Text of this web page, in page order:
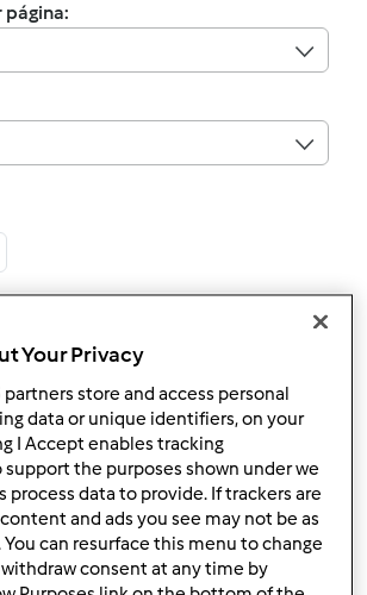
página:
(10)
Bolachas de aveia e
sementes de papoila
porggi
Fácil 40 20min
Your Privacy
partners store and access personal
data or unique identifiers, on your
I Accept enables tracking
the purposes shown under we
process data to provide. If trackers are
and ads you see may not be as
can resurface this menu to change
consent at any time by